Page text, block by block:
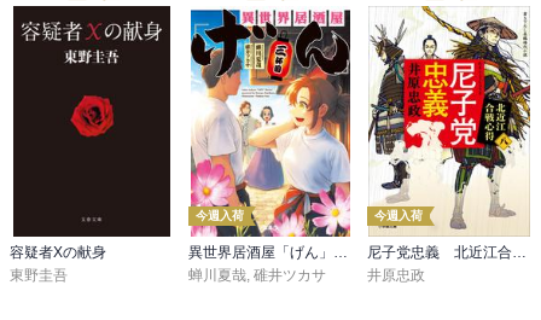
容疑者Xの献身
東野圭吾
今週入荷
蝉川夏哉 碓井ツカサ
今週入荷
井原忠政